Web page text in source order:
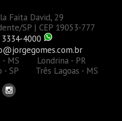
Faita David, 29
SP | CEP 19053-777
4000
- MS Londrina - PR
- SP Três Lagoas - MS